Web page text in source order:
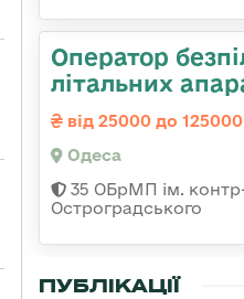
Оператор
літальних
від 25000 до
Одеса
35 ОБрМП ім.
Остроградського
ПУБЛІКАЦІЇ